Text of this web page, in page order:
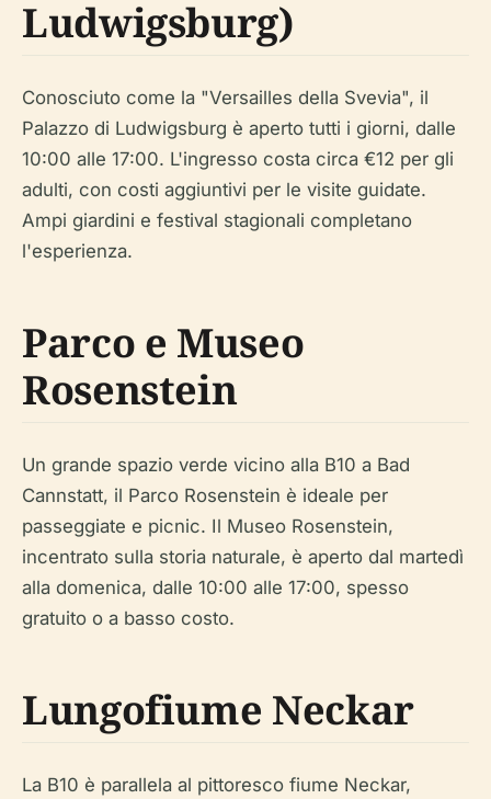
Ludwigsburg)
Conosciuto come la "Versailles della Svevia", il
Palazzo di Ludwigsburg è aperto tutti i giorni, dalle
10:00 alle 17:00. L'ingresso costa circa €12 per gli
adulti, con costi aggiuntivi per le visite guidate.
Ampi giardini e festival stagionali completano
l'esperienza.
Parco e Museo
Rosenstein
Un grande spazio verde vicino alla B10 a Bad
Cannstatt, il Parco Rosenstein è ideale per
passeggiate e picnic. Il Museo Rosenstein,
incentrato sulla storia naturale, è aperto dal martedì
alla domenica, dalle 10:00 alle 17:00, spesso
gratuito o a basso costo.
Lungofiume Neckar
La B10 è parallela al pittoresco fiume Neckar,